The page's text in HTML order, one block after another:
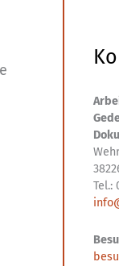
Tel.: